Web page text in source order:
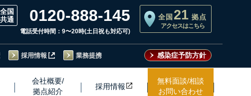
0120-888-145
電話受付時間：9〜20時(土日祝も対応可)
全国 21 拠点
アクセスはこちら
採用情報 業務提携 感染症予防方針
会社概要/
拠点紹介
採用情報
無料面談/相談
お問い合わせ